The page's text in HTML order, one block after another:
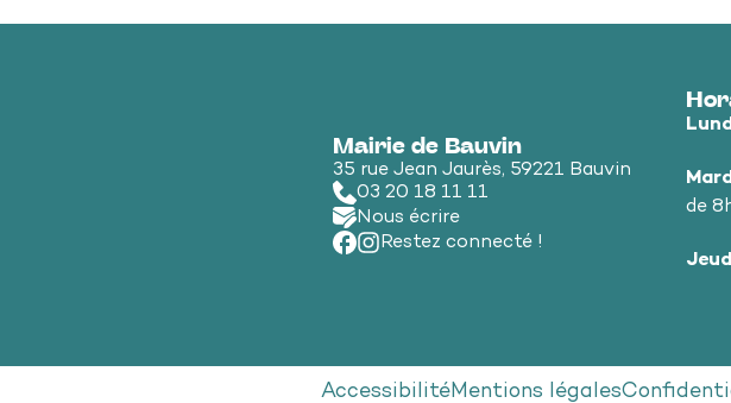
Mairie de Bauvin
35 rue Jean Jaurès, 59221 Bauvin
03 20 18 11 11
Nous écrire
Restez connecté !
de
AccessibilitéMentions légales